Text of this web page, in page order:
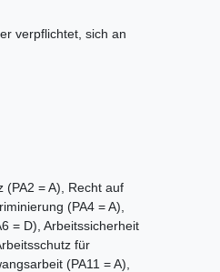
verpflichtet, sich an
(PA2 = A), Recht auf
(PA4 = A),
= D), Arbeitssicherheit
für
(PA11 = A),